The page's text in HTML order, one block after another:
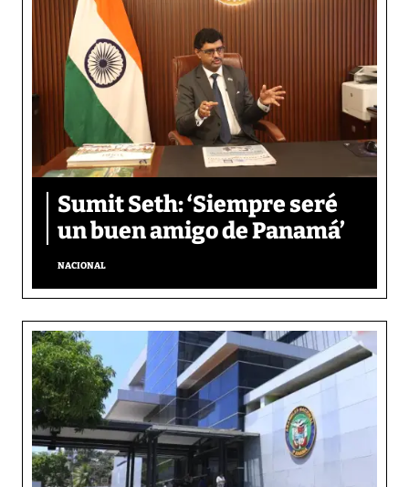
Sumit Seth: ‘Siempre seré
un buen amigo de Panamá’
NACIONAL